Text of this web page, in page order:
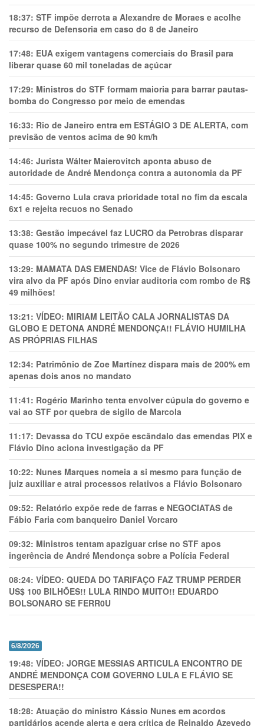
18:37: STF impõe derrota a Alexandre de Moraes e acolhe
recurso de Defensoria em caso do 8 de Janeiro
17:48: EUA exigem vantagens comerciais do Brasil para
liberar quase 60 mil toneladas de açúcar
17:29: Ministros do STF formam maioria para barrar pautas-
bomba do Congresso por meio de emendas
16:33: Rio de Janeiro entra em ESTÁGIO 3 DE ALERTA, com
previsão de ventos acima de 90 km/h
14:46: Jurista Wálter Maierovitch aponta abuso de
autoridade de André Mendonça contra a autonomia da PF
14:45: Governo Lula crava prioridade total no fim da escala
6x1 e rejeita recuos no Senado
13:38: Gestão impecável faz LUCRO da Petrobras disparar
quase 100% no segundo trimestre de 2026
13:29: MAMATA DAS EMENDAS! Vice de Flávio Bolsonaro
vira alvo da PF após Dino enviar auditoria com rombo de R$
49 milhões!
13:21: VÍDEO: MIRIAM LEITÃO CALA JORNALISTAS DA
GLOBO E DETONA ANDRÉ MENDONÇA!! FLÁVIO HUMILHA
AS PRÓPRIAS FILHAS
12:34: Patrimônio de Zoe Martínez dispara mais de 200% em
apenas dois anos no mandato
11:41: Rogério Marinho tenta envolver cúpula do governo e
vai ao STF por quebra de sigilo de Marcola
11:17: Devassa do TCU expõe escândalo das emendas PIX e
Flávio Dino aciona investigação da PF
10:22: Nunes Marques nomeia a si mesmo para função de
juiz auxiliar e atrai processos relativos a Flávio Bolsonaro
09:52: Relatório expõe rede de farras e NEGOCIATAS de
Fábio Faria com banqueiro Daniel Vorcaro
09:32: Ministros tentam apaziguar crise no STF apos
ingerência de André Mendonça sobre a Polícia Federal
08:24: VÍDEO: QUEDA DO TARIFAÇO FAZ TRUMP PERDER
US$ 100 BILHÕES!! LULA RINDO MUITO!! EDUARDO
BOLSONARO SE FERR0U
6/8/2026
19:48: VÍDEO: JORGE MESSIAS ARTICULA ENCONTRO DE
ANDRÉ MENDONÇA COM GOVERNO LULA E FLÁVIO SE
DESESPERA!!
18:28: Atuação do ministro Kássio Nunes em acordos
partidários acende alerta e gera crítica de Reinaldo Azevedo